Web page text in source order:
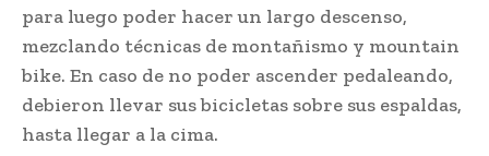
para luego poder hacer un largo descenso,
mezclando técnicas de montañismo y mountain
bike. En caso de no poder ascender pedaleando,
debieron llevar sus bicicletas sobre sus espaldas,
hasta llegar a la cima.